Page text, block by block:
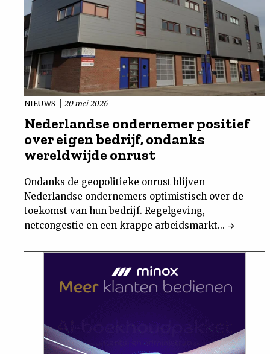
NIEUWS 20 mei 2026
Nederlandse ondernemer positief
over eigen bedrijf, ondanks
wereldwijde onrust
Ondanks de geopolitieke onrust blijven
Nederlandse ondernemers optimistisch over de
toekomst van hun bedrijf. Regelgeving,
netcongestie en een krappe arbeidsmarkt...